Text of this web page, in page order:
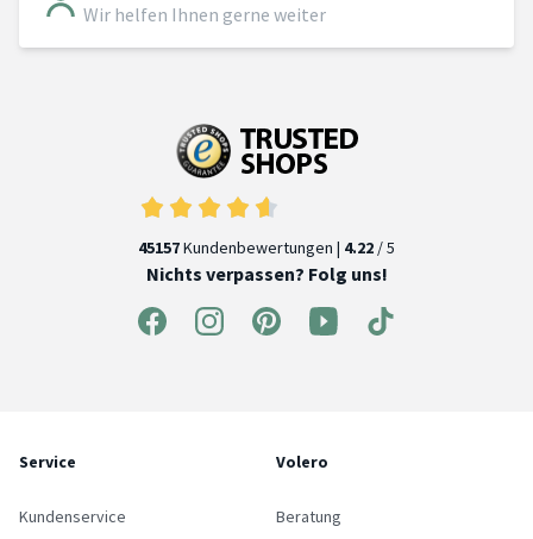
Wir helfen Ihnen gerne weiter
45157Kundenbewertungen | 4.22 / 5
Nichts verpassen? Folg uns!
Service
Kundenservice
Volero
Beratung